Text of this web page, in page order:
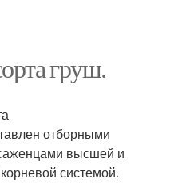
груш.
отборными
высшей и
системой.